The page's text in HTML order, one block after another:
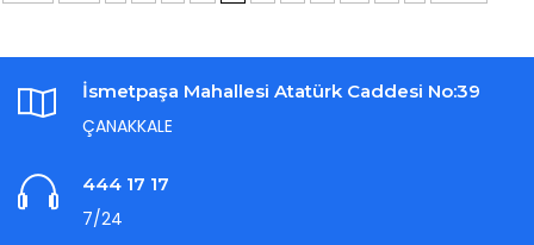
İsmetpaşa Mahallesi Atatürk Caddesi No:39
ÇANAKKALE
444 17 17
7/24